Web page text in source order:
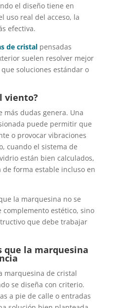
el diseño tiene en
uso real del acceso, la
efectiva.
de cristalpensadas
suelen resolver mejor
soluciones estándar o
viento?
más dudas genera. Una
puede permitir que
o provocar vibraciones
cuando el sistema de
están bien calculados,
forma estable incluso en
la marquesina no se
estético, sino
que debe trabajar
que la marquesina
marquesina de cristal
se diseña con criterio.
a pie de calle o entradas